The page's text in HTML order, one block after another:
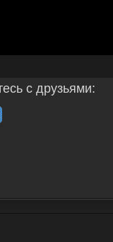
с друзьями: